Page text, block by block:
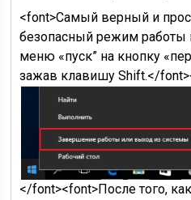
<font>Самый верный и
безопасный режим работы
меню «пуск” на кнопку
зажав клавишу Shift.</
</font><font>После того,